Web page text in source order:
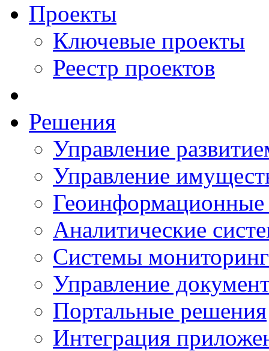
Проекты
Ключевые проекты
Реестр проектов
Решения
Управление
Управление
Аналитические
Системы
Управление
Портальные решения
Интеграция